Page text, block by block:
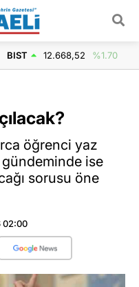
BIST 12.668,52 %1.70
öğrenci yaz
ise
sorusu öne
02:00